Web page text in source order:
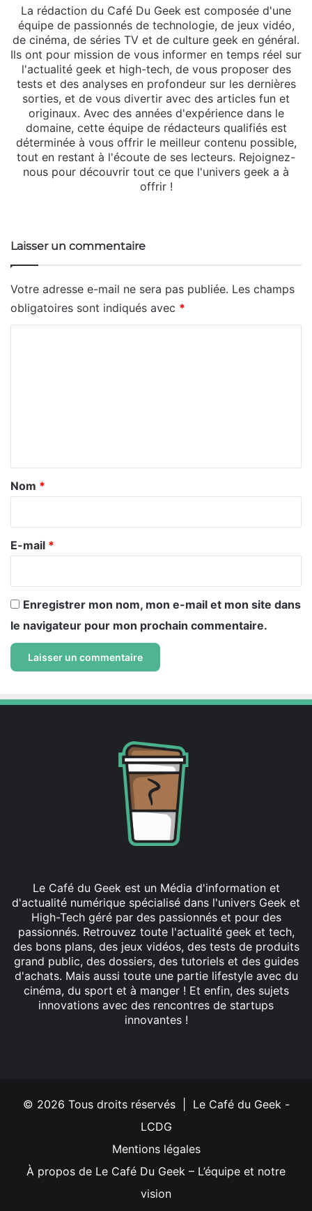
La rédaction du Café Du Geek est composée d'une
équipe de passionnés de technologie, de jeux vidéo,
de cinéma, de séries TV et de culture geek en général.
Ils ont pour mission de vous informer en temps réel sur
l'actualité geek et high-tech, de vous proposer des
tests et des analyses en profondeur sur les dernières
sorties, et de vous divertir avec des articles fun et
originaux. Avec des années d'expérience dans le
domaine, cette équipe de rédacteurs qualifiés est
déterminée à vous offrir le meilleur contenu possible,
tout en restant à l'écoute de ses lecteurs. Rejoignez-
nous pour découvrir tout ce que l'univers geek a à
offrir !
Laisser un commentaire
Votre adresse e-mail ne sera pas publiée. Les champs
obligatoires sont indiqués avec *
a
r
e
Nom *
E-mail *
Enregistrer mon nom, mon e-mail et mon site dans
le navigateur pour mon prochain commentaire.
Le Café du Geek est un Média d'information et
d'actualité numérique spécialisé dans l'univers Geek et
High-Tech géré par des passionnés et pour des
passionnés. Retrouvez toute l'actualité geek et tech,
des bons plans, des jeux vidéos, des tests de produits
grand public, des dossiers, des tutoriels et des guides
d'achats. Mais aussi toute une partie lifestyle avec du
cinéma, du sport et à manger ! Et enfin, des sujets
innovations avec des rencontres de startups
innovantes !
© 2026 Tous droits réservés | Le Café du Geek -
LCDG
Mentions légales
À propos de Le Café Du Geek – L’équipe et notre
vision